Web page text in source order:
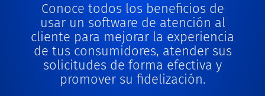
Conoce todos los beneficios de
usar un software de atención al
cliente para mejorar la experiencia
de tus consumidores, atender sus
solicitudes de forma efectiva y
promover su fidelización.